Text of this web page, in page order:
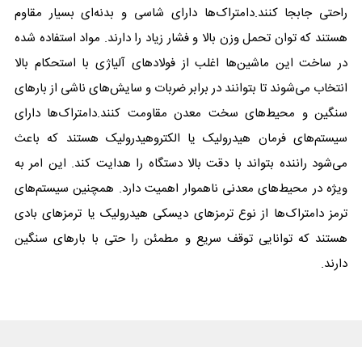
راحتی جابجا کنند.دامتراک‌ها دارای شاسی و بدنه‌ای بسیار مقاوم
هستند که توان تحمل وزن بالا و فشار زیاد را دارند. مواد استفاده شده
در ساخت این ماشین‌ها اغلب از فولادهای آلیاژی با استحکام بالا
انتخاب می‌شوند تا بتوانند در برابر ضربات و سایش‌های ناشی از بارهای
سنگین و محیط‌های سخت معدن مقاومت کنند.دامتراک‌ها دارای
سیستم‌های فرمان هیدرولیک یا الکتروهیدرولیک هستند که باعث
می‌شود راننده بتواند با دقت بالا دستگاه را هدایت کند. این امر به
ویژه در محیط‌های معدنی ناهموار اهمیت دارد. همچنین سیستم‌های
ترمز دامتراک‌ها از نوع ترمزهای دیسکی هیدرولیک یا ترمزهای بادی
هستند که توانایی توقف سریع و مطمئن را حتی با بارهای سنگین
دارند.